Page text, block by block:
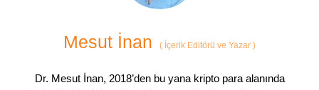
Mesut İnan ( İçerik Editörü ve Yazar )
Dr. Mesut İnan, 2018’den bu yana kripto para alanında